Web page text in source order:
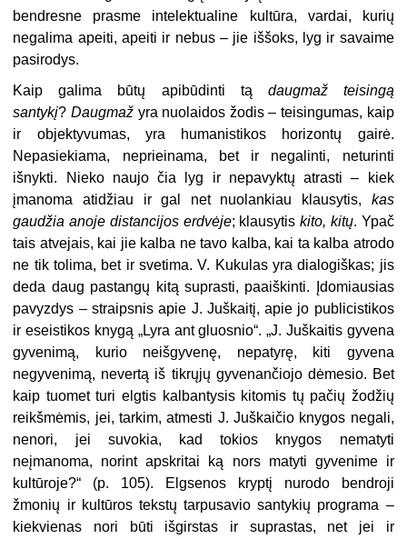
bendresne prasme intelektualine kultūra, vardai, kurių
negalima apeiti, apeiti ir nebus – jie iššoks, lyg ir savaime
pasirodys.
Kaip galima būtų apibūdinti tą daugmaž teisingą
santykį?Daugmaž yra nuolaidos žodis – teisingumas, kaip
ir objektyvumas, yra humanistikos horizontų gairė.
Nepasiekiama, neprieinama, bet ir negalinti, neturinti
išnykti. Nieko naujo čia lyg ir nepavyktų atrasti – kiek
įmanoma atidžiau ir gal net nuolankiau klausytis, kas
gaudžia anoje distancijos erdvėje; klausytiskito, kitų. Ypač
tais atvejais, kai jie kalba ne tavo kalba, kai ta kalba atrodo
ne tik tolima, bet ir svetima. V. Kukulas yra dialogiškas; jis
deda daug pastangų kitą suprasti, paaiškinti. Įdomiausias
pavyzdys – straipsnis apie J. Juškaitį, apie jo publicistikos
ir eseistikos knygą „Lyra ant gluosnio“. „J. Juškaitis gyvena
gyvenimą, kurio neišgyvenę, nepatyrę, kiti gyvena
negyvenimą, nevertą iš tikrųjų gyvenančiojo dėmesio. Bet
kaip tuomet turi elgtis kalbantysis kitomis tų pačių žodžių
reikšmėmis, jei, tarkim, atmesti J. Juškaičio knygos negali,
nenori, jei suvokia, kad tokios knygos nematyti
neįmanoma, norint apskritai ką nors matyti gyvenime ir
kultūroje?“ (p. 105). Elgsenos kryptį nurodo bendroji
žmonių ir kultūros tekstų tarpusavio santykių programa –
kiekvienas nori būti išgirstas ir suprastas, net jei ir